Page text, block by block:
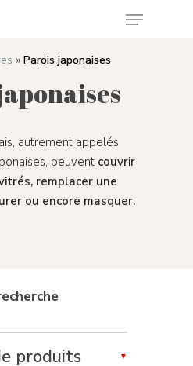
rechercher ou sur ESC
» Parois japonaises
autrement appelés
peuvent couvrir
remplacer une
ou encore masquer.
produits